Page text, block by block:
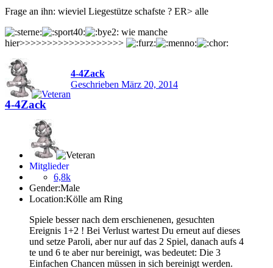
Frage an ihn: wieviel Liegestütze schafste ? ER> alle
wie manche
hier>>>>>>>>>>>>>>>>>>>
4-4Zack
Geschrieben März 20, 2014
4-4Zack
Mitglieder
6,8k
Gender:Male
Location:Kölle am Ring
Spiele besser nach dem erschienenen, gesuchten
Ereignis 1+2 ! Bei Verlust wartest Du erneut auf dieses
und setze Paroli, aber nur auf das 2 Spiel, danach aufs 4
te und 6 te aber nur bereinigt, was bedeutet: Die 3
Einfachen Chancen müssen in sich bereinigt werden.